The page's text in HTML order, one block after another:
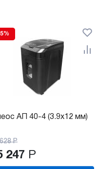
АП 40-4 (3.9x12 мм)
Р
247 Р